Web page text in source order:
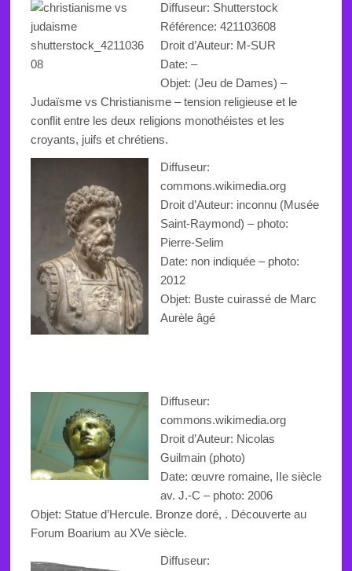
Diffuseur: Shutterstock
Référence: 421103608
Droit d’Auteur: M-SUR
Date: –
Objet: (Jeu de Dames) –
Judaïsme vs Christianisme – tension religieuse et le
conflit entre les deux religions monothéistes et les
croyants, juifs et chrétiens.
Diffuseur:
commons.wikimedia.org
Droit d’Auteur: inconnu (Musée
Saint-Raymond) – photo:
Pierre-Selim
Date: non indiquée – photo:
2012
Objet: Buste cuirassé de Marc
Aurèle âgé
Diffuseur:
commons.wikimedia.org
Droit d’Auteur: Nicolas
Guilmain (photo)
Date: œuvre romaine, IIe siècle
av. J.-C – photo: 2006
Objet: Statue d’Hercule. Bronze doré, . Découverte au
Forum Boarium au XVe siècle.
Diffuseur: